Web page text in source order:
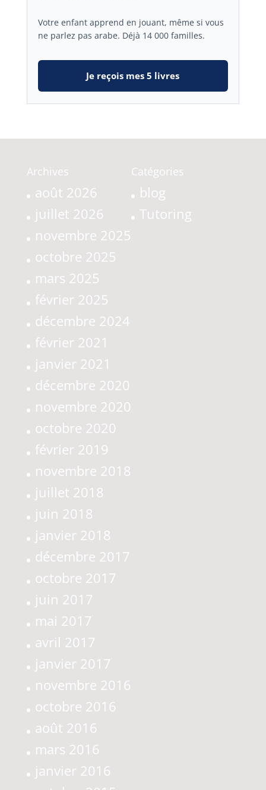
Votre enfant apprend en jouant, même si vous
ne parlez pas arabe. Déjà 14 000 familles.
Je reçois mes 5 livres
Archives
août 2026
juillet 2026
novembre 2025
octobre 2025
mars 2025
février 2025
décembre 2024
février 2021
janvier 2021
décembre 2020
novembre 2020
octobre 2020
février 2019
novembre 2018
juillet 2018
juin 2018
janvier 2018
décembre 2017
octobre 2017
juin 2017
mai 2017
avril 2017
janvier 2017
novembre 2016
octobre 2016
août 2016
mars 2016
janvier 2016
Catégories
blog
Tutoring